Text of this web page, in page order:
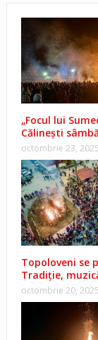
„Focul lui
Călinești
octombrie 23, 2025
Topoloveni se
Tradiție,
octombrie 20, 2025